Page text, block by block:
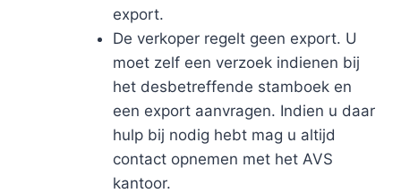
export.
De verkoper regelt geen export. U
moet zelf een verzoek indienen bij
het desbetreffende stamboek en
een export aanvragen. Indien u daar
hulp bij nodig hebt mag u altijd
contact opnemen met het AVS
kantoor.